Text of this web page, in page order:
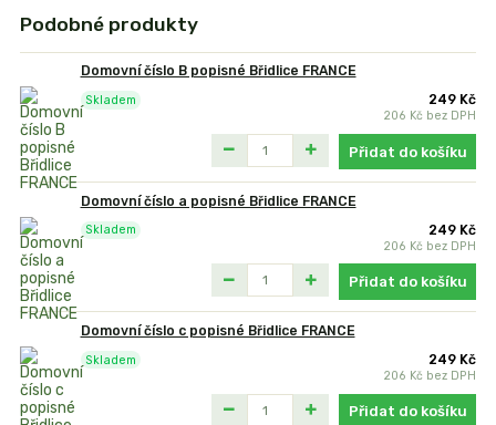
Podobné produkty
Domovní číslo B popisné Břidlice FRANCE
249 Kč
206 Kč bez DPH
Skladem
Přidat do košíku
Domovní číslo a popisné Břidlice FRANCE
249 Kč
206 Kč bez DPH
Skladem
Přidat do košíku
Domovní číslo c popisné Břidlice FRANCE
249 Kč
206 Kč bez DPH
Skladem
Přidat do košíku